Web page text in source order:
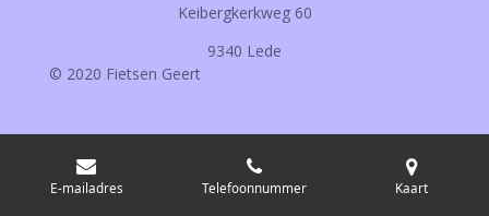
Keibergkerkweg 60
9340 Lede
© 2020 Fietsen Geert
E-mailadres Telefoonnummer Kaart